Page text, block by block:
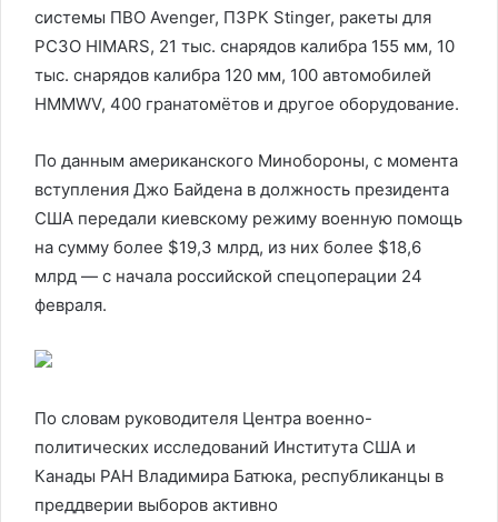
системы ПВО Avenger, ПЗРК Stinger, ракеты для
РСЗО HIMARS, 21 тыс. снарядов калибра 155 мм, 10
тыс. снарядов калибра 120 мм, 100 автомобилей
HMMWV, 400 гранатомётов и другое оборудование.
По данным американского Минобороны, с момента
вступления Джо Байдена в должность президента
США передали киевскому режиму военную помощь
на сумму более $19,3 млрд, из них более $18,6
млрд — c начала российской спецоперации 24
февраля.
По словам руководителя Центра военно-
политических исследований Института США и
Канады РАН Владимира Батюка, республиканцы в
преддверии выборов активно